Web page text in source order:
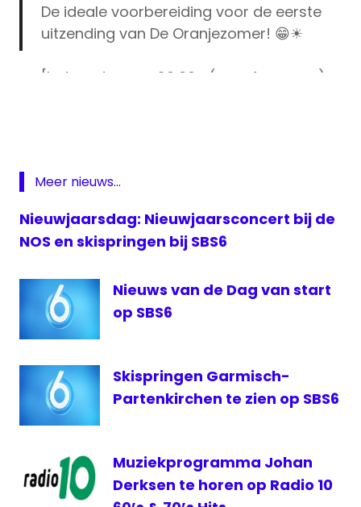
De ideale voorbereiding voor de eerste
uitzending van De Oranjezomer! 😁☀
[Iedere dag om 20:00u (vanaf morgen)
— Veronica Inside (@veronicainside)
Derksen
kijk.nl
René
sbs6
Wilfred
Meer nieuws...
Nieuwjaarsdag: Nieuwjaarsconcert bij de
NOS en skispringen bij SBS6
Nieuws van de Dag van start
op SBS6
Skispringen Garmisch-
Partenkirchen te zien op SBS6
Muziekprogramma Johan
Derksen te horen op Radio 10